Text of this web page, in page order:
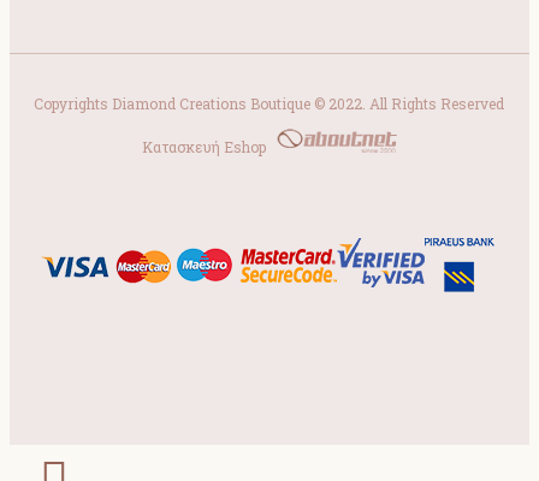
Copyrights Diamond Creations Boutique © 2022. All Rights Reserved
Κατασκευή Eshop